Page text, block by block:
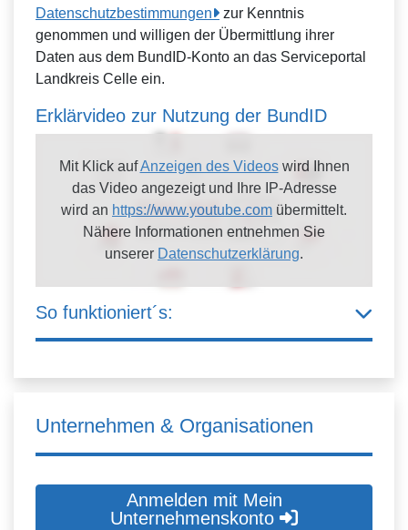
Datenschutzbestimmungen
zur Kenntnis
genommen und willigen der Übermittlung ihrer
Daten aus dem BundID-Konto an das Serviceportal
Landkreis Celle ein.
Erklärvideo zur Nutzung der BundID
Mit Klick aufAnzeigen des Videoswird Ihnen
das Video angezeigt und Ihre IP-Adresse
wird an https://www.youtube.com übermittelt.
Nähere Informationen entnehmen Sie
unserer Datenschutzerklärung.
So funktioniert´s:
Unternehmen & Organisationen
Anmelden mit Mein
Unternehmenskonto